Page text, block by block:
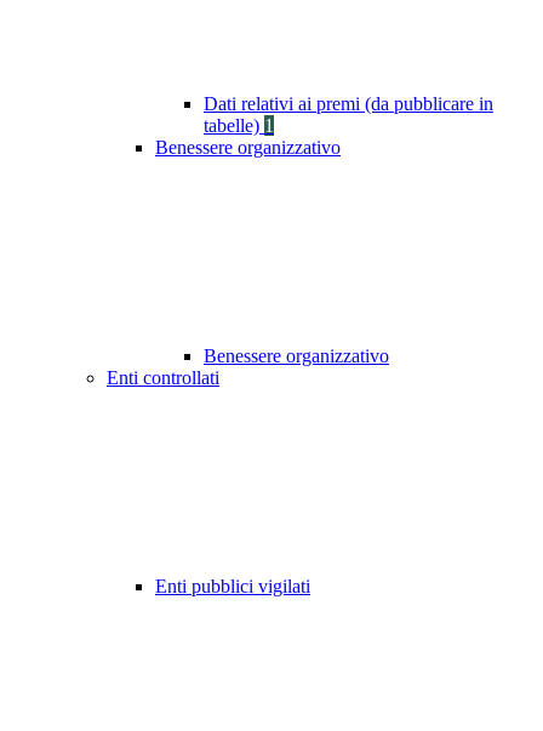
Dati relativi ai premi (da pubblicare in
tabelle) 1
Benessere organizzativo
Benessere organizzativo
Enti controllati
Enti pubblici vigilati